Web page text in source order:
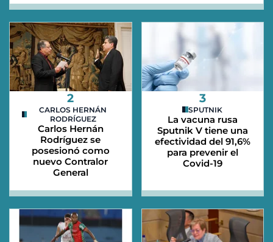
2
CARLOS HERNÁN
RODRÍGUEZ
Carlos Hernán
Rodríguez se
posesionó como
nuevo Contralor
General
3
SPUTNIK
La vacuna rusa
Sputnik V tiene una
efectividad del 91,6%
para prevenir el
Covid-19